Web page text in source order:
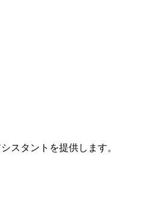
スタントを提供します。